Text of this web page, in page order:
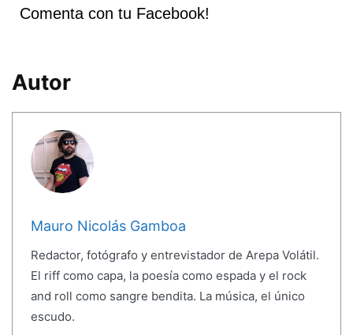
Comenta con tu Facebook!
Autor
Mauro Nicolás Gamboa
Redactor, fotógrafo y entrevistador de Arepa Volátil.
El riff como capa, la poesía como espada y el rock
and roll como sangre bendita. La música, el único
escudo.